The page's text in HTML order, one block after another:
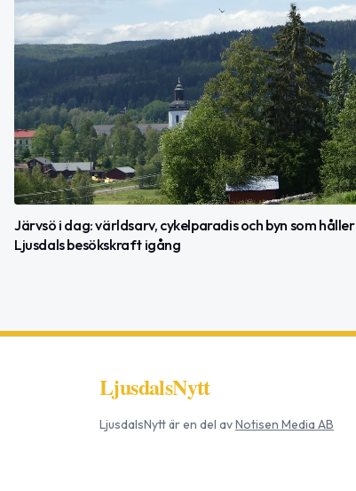
Järvsö i dag: världsarv, cykelparadis och byn som håller
Ljusdals besökskraft igång
LjusdalsNytt
LjusdalsNyttär en del avNotisen Media AB